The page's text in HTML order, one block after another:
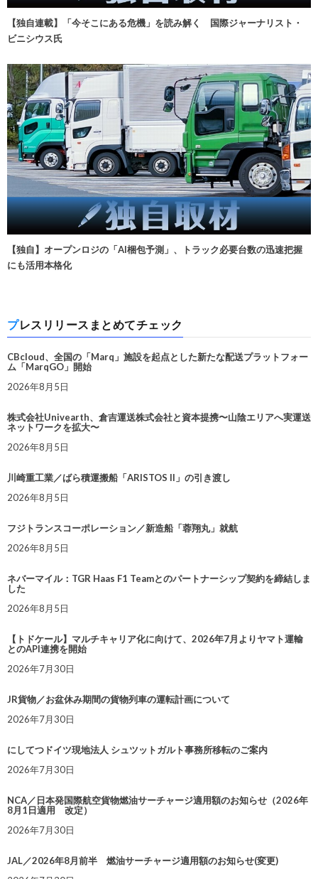
【独自連載】「今そこにある危機」を読み解く 国際ジャーナリスト・
ビニシウス氏
【独自】オープンロジの「AI梱包予測」、トラック必要台数の迅速把握
にも活用本格化
プレスリリースまとめてチェック
CBcloud、全国の「Marq」施設を起点とした新たな配送プラットフォー
ム「MarqGO」開始
2026年8月5日
株式会社Univearth、倉吉運送株式会社と資本提携〜山陰エリアへ実運送
ネットワークを拡大〜
2026年8月5日
川崎重工業／ばら積運搬船「ARISTOS II」の引き渡し
2026年8月5日
フジトランスコーポレーション／新造船「蓉翔丸」就航
2026年8月5日
ネバーマイル：TGR Haas F1 Teamとのパートナーシップ契約を締結しま
した
2026年8月5日
【トドケール】マルチキャリア化に向けて、2026年7月よりヤマト運輸
とのAPI連携を開始
2026年7月30日
JR貨物／お盆休み期間の貨物列車の運転計画について
2026年7月30日
にしてつドイツ現地法人 シュツットガルト事務所移転のご案内
2026年7月30日
NCA／日本発国際航空貨物燃油サーチャージ適用額のお知らせ（2026年
8月1日適用 改定）
2026年7月30日
JAL／2026年8月前半 燃油サーチャージ適用額のお知らせ(変更)